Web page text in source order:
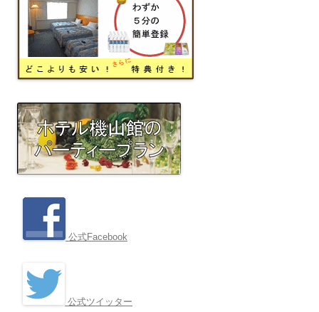
公式Facebook
公式ツイッター